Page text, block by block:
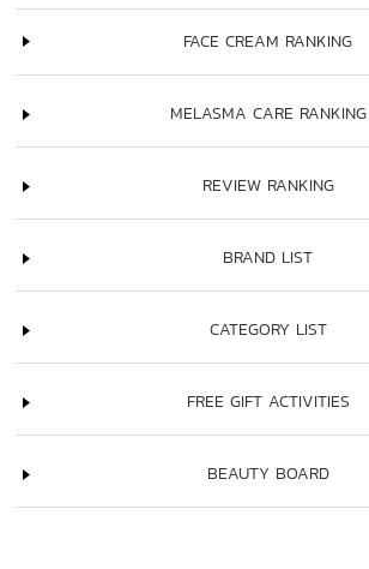
FACE CREAM RANKING
MELASMA CARE RANKING
REVIEW RANKING
BRAND LIST
CATEGORY LIST
FREE GIFT ACTIVITIES
BEAUTY BOARD